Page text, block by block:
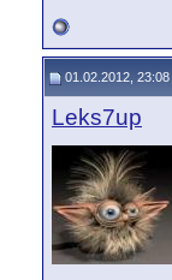
01.02.2012, 23:08
Leks7up